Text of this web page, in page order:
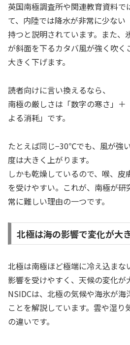
英国南極調査所や関連教育資料で
て、内陸では降水が非常に少ない
持つと説明されています。また、
が斜面を下るカタバ風が強く吹く
大きく下げます。
読者向けに言い換えるなら、
南極の厳しさは「数字の寒さ」
よる消耗」です。
たとえば同じ−30℃でも、風が強
度は大きく上がります。
しかも乾燥しているので、喉、
を受けやすい。これが、南極が
常に難しい理由の一つです。
北極は海の影響で変化が大
北極は南極ほど極端に冷え込まな
影響を受けやすく、天候の変化が
NSIDCは、北極の気候や海氷が
ことを解説しています。雲や湿り
の違いです。